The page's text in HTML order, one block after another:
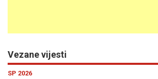
Vezane vijesti
SP 2026